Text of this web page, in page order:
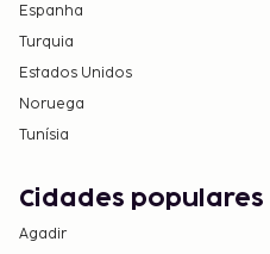
Espanha
Turquia
Estados Unidos
Noruega
Tunísia
Cidades populares
Agadir